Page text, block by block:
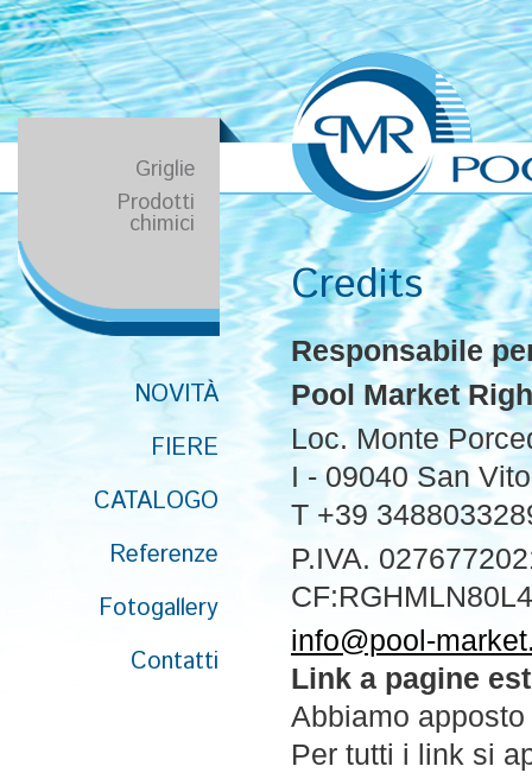
Griglie
Prodotti
chimici
NOVITÀ
FIERE
CATALOGO
Referenze
Fotogallery
Contatti
Credits
Responsabile
Pool Market
Loc. Monte
I - 09040 San
T +39
P.IVA.
info@pool-
Link a pagine
Abbiamo
Per tutti i link si